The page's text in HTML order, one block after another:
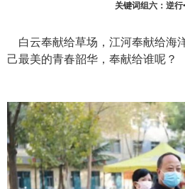
关键词组六 ：逆
白云奉献给草场 ， 江河奉献给海
己最美的青春韶华，奉献给谁呢？